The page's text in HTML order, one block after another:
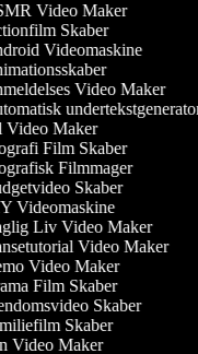
Video Maker
Skaber
Videomaskine
Video Maker
undertekstgenerator
Maker
Film Skaber
Filmmager
Skaber
Videomaskine
Liv Video Maker
Video Maker
Video Maker
Film Skaber
Skaber
Skaber
Video Maker